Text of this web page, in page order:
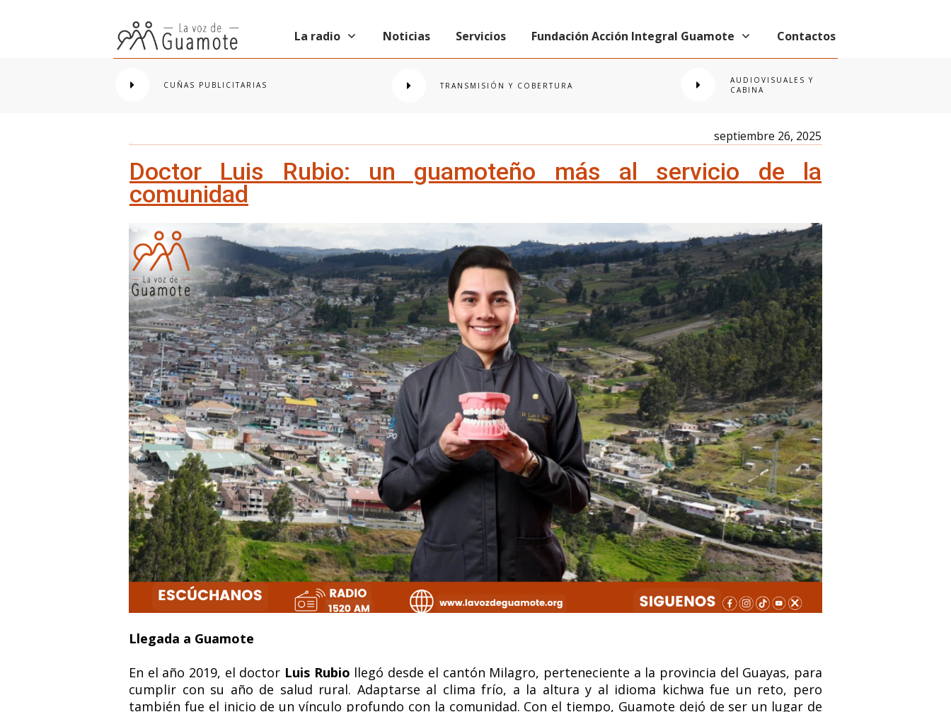
La radio Noticias Servicios Fundación Acción Integral Guamote Contactos
CUÑAS PUBLICITARIAS TRANSMISIÓN Y COBERTURA
AUDIOVISUALES Y
CABINA
septiembre 26, 2025
Doctor Luis Rubio: un guamoteño más al servicio de la
comunidad
Llegada a Guamote
En el año 2019, el doctor Luis Rubio llegó desde el cantón Milagro, perteneciente a la provincia del Guayas, para
cumplir con su año de salud rural. Adaptarse al clima frío, a la altura y al idioma kichwa fue un reto, pero
también fue el inicio de un vínculo profundo con la comunidad. Con el tiempo, Guamote dejó de ser un lugar de